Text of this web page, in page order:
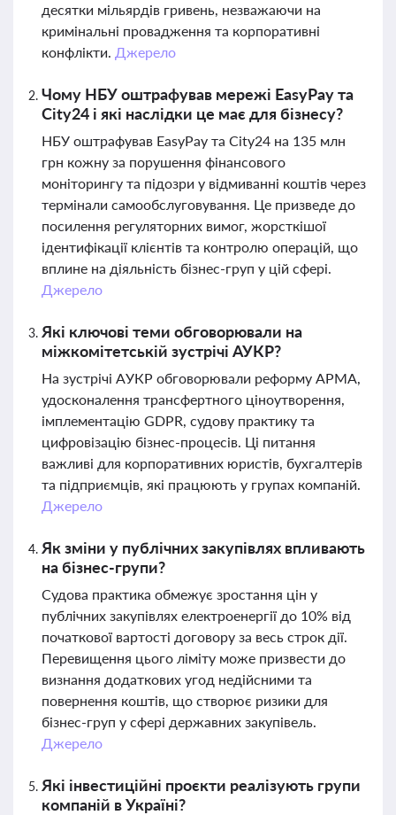
десятки мільярдів гривень, незважаючи на
кримінальні провадження та корпоративні
конфлікти. Джерело
Чому НБУ оштрафував мережі EasyPay та
City24 і які наслідки це має для бізнесу?
НБУ оштрафував EasyPay та City24 на 135 млн
грн кожну за порушення фінансового
моніторингу та підозри у відмиванні коштів через
термінали самообслуговування. Це призведе до
посилення регуляторних вимог, жорсткішої
ідентифікації клієнтів та контролю операцій, що
вплине на діяльність бізнес-груп у цій сфері.
Джерело
Які ключові теми обговорювали на
міжкомітетській зустрічі АУКР?
На зустрічі АУКР обговорювали реформу АРМА,
удосконалення трансфертного ціноутворення,
імплементацію GDPR, судову практику та
цифровізацію бізнес-процесів. Ці питання
важливі для корпоративних юристів, бухгалтерів
та підприємців, які працюють у групах компаній.
Джерело
Як зміни у публічних закупівлях впливають
на бізнес-групи?
Судова практика обмежує зростання цін у
публічних закупівлях електроенергії до 10% від
початкової вартості договору за весь строк дії.
Перевищення цього ліміту може призвести до
визнання додаткових угод недійсними та
повернення коштів, що створює ризики для
бізнес-груп у сфері державних закупівель.
Джерело
Які інвестиційні проєкти реалізують групи
компаній в Україні?